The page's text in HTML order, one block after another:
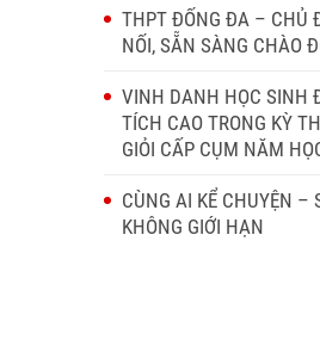
THPT ĐỐNG ĐA – CHỦ
NỐI, SẴN SÀNG CHÀO
VINH DANH HỌC SINH
TÍCH CAO TRONG KỲ
GIỎI CẤP CỤM NĂM
CÙNG AI KỂ CHUYỆN –
KHÔNG GIỚI HẠN